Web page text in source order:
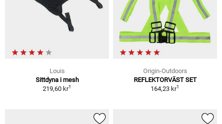
Louis
Sittdyna i mesh
219,60 kr1
Origin-Outdoors
REFLEKTORVÄST SET
164,23 kr1